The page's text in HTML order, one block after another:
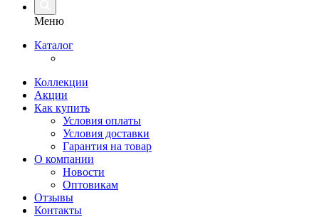
Меню
Каталог
Коллекции
Акции
Как купить
Условия оплаты
Условия доставки
Гарантия на товар
О компании
Новости
Оптовикам
Отзывы
Контакты